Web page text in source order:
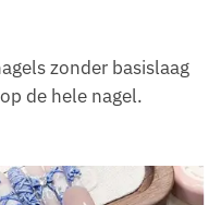
zonder basislaag
de hele nagel.